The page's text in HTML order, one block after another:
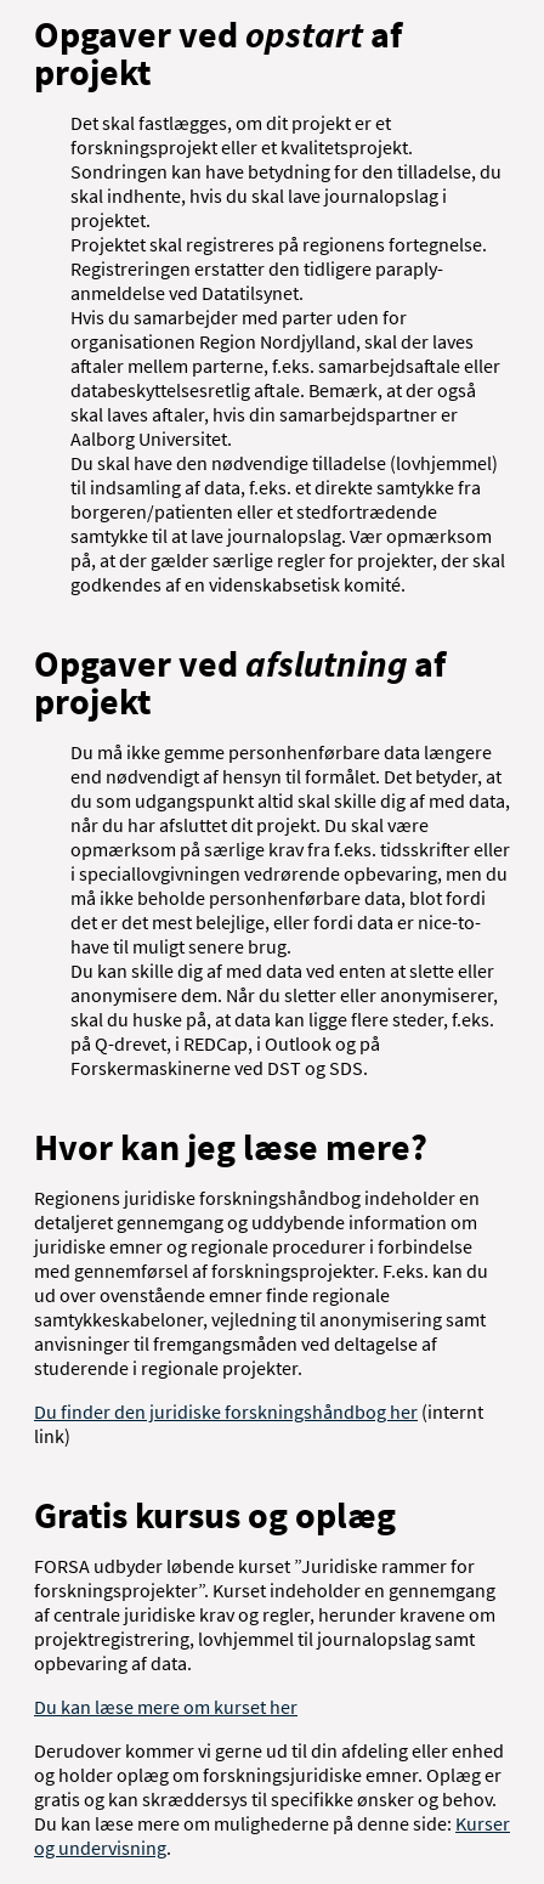
Opgaver ved opstartaf
projekt
Det skal fastlægges, om dit projekt er et
forskningsprojekt eller et kvalitetsprojekt.
Sondringen kan have betydning for den tilladelse, du
skal indhente, hvis du skal lave journalopslag i
projektet.
Projektet skal registreres på regionens fortegnelse.
Registreringen erstatter den tidligere paraply-
anmeldelse ved Datatilsynet.
Hvis du samarbejder med parter uden for
organisationen Region Nordjylland, skal der laves
aftaler mellem parterne, f.eks. samarbejdsaftale eller
databeskyttelsesretlig aftale. Bemærk, at der også
skal laves aftaler, hvis din samarbejdspartner er
Aalborg Universitet.
Du skal have den nødvendige tilladelse (lovhjemmel)
til indsamling af data, f.eks. et direkte samtykke fra
borgeren/patienten eller et stedfortrædende
samtykke til at lave journalopslag. Vær opmærksom
på, at der gælder særlige regler for projekter, der skal
godkendes af en videnskabsetisk komité.
Opgaver ved afslutningaf
projekt
Du må ikke gemme personhenførbare data længere
end nødvendigt af hensyn til formålet. Det betyder, at
du som udgangspunkt altid skal skille dig af med data,
når du har afsluttet dit projekt. Du skal være
opmærksom på særlige krav fra f.eks. tidsskrifter eller
i speciallovgivningen vedrørende opbevaring, men du
må ikke beholde personhenførbare data, blot fordi
det er det mest belejlige, eller fordi data er nice-to-
have til muligt senere brug.
Du kan skille dig af med data ved enten at slette eller
anonymisere dem. Når du sletter eller anonymiserer,
skal du huske på, at data kan ligge flere steder, f.eks.
på Q-drevet, i REDCap, i Outlook og på
Forskermaskinerne ved DST og SDS.
Hvor kan jeg læse mere?
Regionens juridiske forskningshåndbog indeholder en
detaljeret gennemgang og uddybende information om
juridiske emner og regionale procedurer i forbindelse
med gennemførsel af forskningsprojekter. F.eks. kan du
ud over ovenstående emner finde regionale
samtykkeskabeloner, vejledning til anonymisering samt
anvisninger til fremgangsmåden ved deltagelse af
studerende i regionale projekter.
Du finder den juridiske forskningshåndbog her (internt
link)
Gratis kursus og oplæg
FORSA udbyder løbende kurset ”Juridiske rammer for
forskningsprojekter”. Kurset indeholder en gennemgang
af centrale juridiske krav og regler, herunder kravene om
projektregistrering, lovhjemmel til journalopslag samt
opbevaring af data.
Du kan læse mere om kurset her
Derudover kommer vi gerne ud til din afdeling eller enhed
og holder oplæg om forskningsjuridiske emner. Oplæg er
gratis og kan skræddersys til specifikke ønsker og behov.
Du kan læse mere om mulighederne på denne side: Kurser
og undervisning.